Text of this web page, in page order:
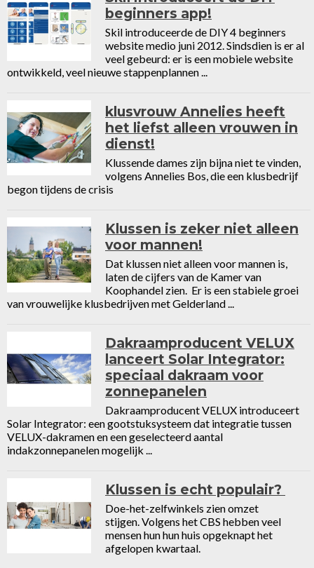
beginners app!
Skil introduceerde de DIY 4 beginners
website medio juni 2012. Sindsdien is er al
veel gebeurd: er is een mobiele website
ontwikkeld, veel nieuwe stappenplannen ...
klusvrouw Annelies heeft
het liefst alleen vrouwen in
dienst!
Klussende dames zijn bijna niet te vinden,
volgens Annelies Bos, die een klusbedrijf
begon tijdens de crisis
Klussen is zeker niet alleen
voor mannen!
Dat klussen niet alleen voor mannen is,
laten de cijfers van de Kamer van
Koophandel zien. Er is een stabiele groei
van vrouwelijke klusbedrijven met Gelderland ...
Dakraamproducent VELUX
lanceert Solar Integrator:
speciaal dakraam voor
zonnepanelen
Dakraamproducent VELUX introduceert
Solar Integrator: een gootstuksysteem dat integratie tussen
VELUX-dakramen en een geselecteerd aantal
indakzonnepanelen mogelijk ...
Klussen is echt populair?
Doe-het-zelfwinkels zien omzet
stijgen. Volgens het CBS hebben veel
mensen hun hun huis opgeknapt het
afgelopen kwartaal.